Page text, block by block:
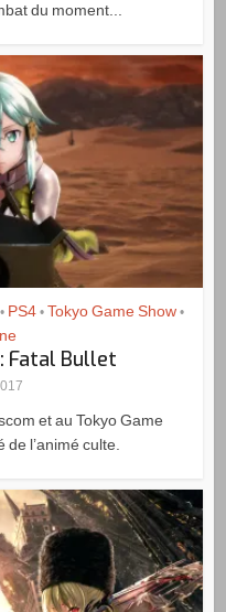
du moment...
• PS4 • Tokyo Game Show •
Fatal Bullet
et au Tokyo Game
l’animé culte.